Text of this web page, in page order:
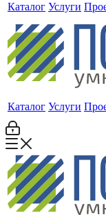
Каталог Услуги
Каталог Услуги